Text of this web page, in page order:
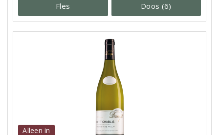
Fles Doos (6)
Alleen in